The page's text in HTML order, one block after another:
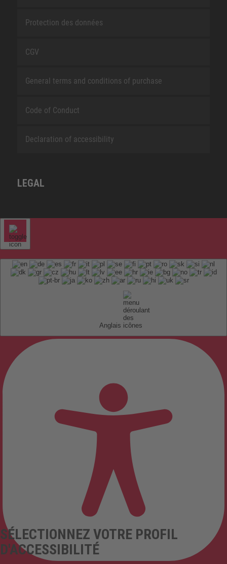
Protection des données
CGV
General terms and conditions of purchase
Code of Conduct
Declaration of accessibility
LEGAL
Anglais
SÉLECTIONNEZ VOTRE PROFIL
D'ACCESSIBILITÉ